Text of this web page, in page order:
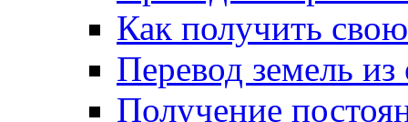
Как получить
Перевод земель
Получение